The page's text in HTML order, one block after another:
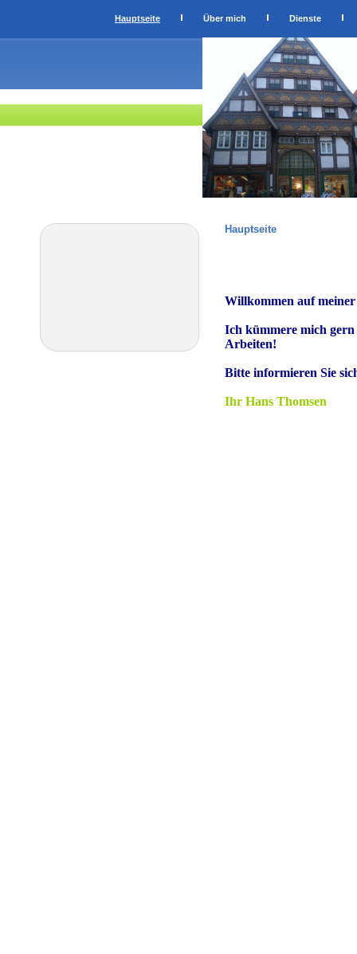
Hauptseite Über mich Dienste
Hauptseite
Willkommen auf
Ich kümmere mich
Arbeiten!
Bitte informieren Sie
Ihr Hans Thomsen